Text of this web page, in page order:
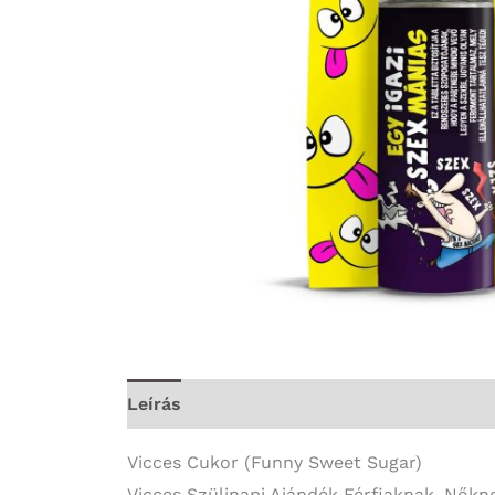
Leírás
Vicces Cukor (Funny Sweet Sugar)